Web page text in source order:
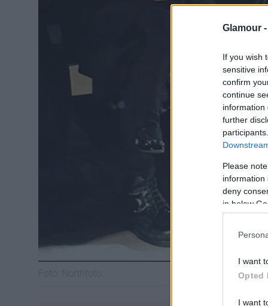
Glamour -
If you wish
sensitive
confirm
continue
information
further
Please
information
deny
in below
I want
Opted
I want